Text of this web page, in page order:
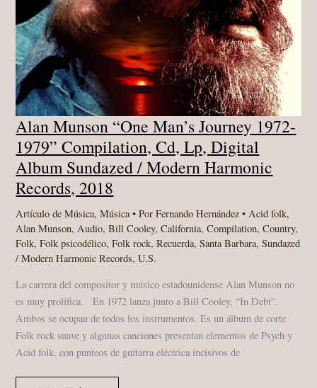
Alan Munson “One Man’s Journey 1972-
1979” Compilation, Cd, Lp, Digital
Album Sundazed / Modern Harmonic
Records, 2018
Artículo de Música,Música• PorFernando Hernández•Acid folk,
Alan Munson,Audio,Bill Cooley,California,Compilation,Country,
Folk,Folk psicodélico,Folk rock,Recuerda,Santa Barbara,Sundazed
/ Modern Harmonic Records,U.S.
La carrera del compositor y músico estadounidense Alan Munson no
es muy prolífica. En 1972 lanza junto a Bill Cooley, “In Debt”.
Ambos se ocupan de todos los instrumentos. Es un álbum de corte
Folk rock suave y algunas canciones presentan elementos de Psych y
Acid folk, con punteos de guitarra eléctrica incisivos de